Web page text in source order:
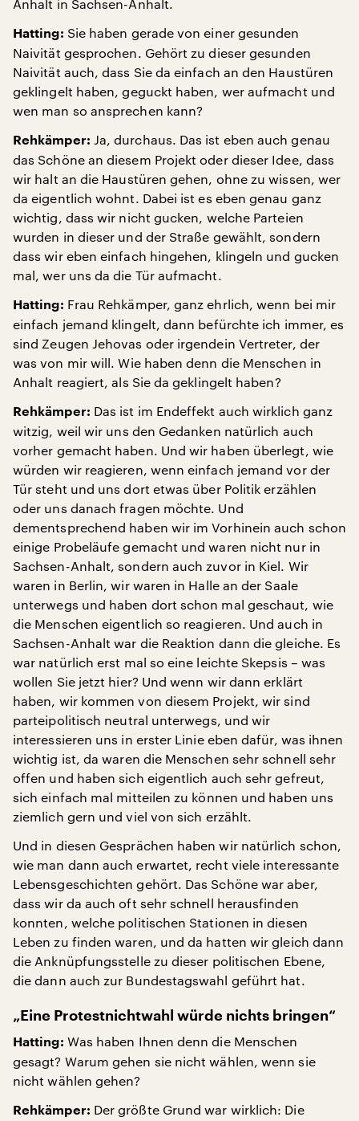
Anhalt in Sachsen-Anhalt.
Hatting: Sie haben gerade von einer gesunden
Naivität gesprochen. Gehört zu dieser gesunden
Naivität auch, dass Sie da einfach an den Haustüren
geklingelt haben, geguckt haben, wer aufmacht und
wen man so ansprechen kann?
Rehkämper: Ja, durchaus. Das ist eben auch genau
das Schöne an diesem Projekt oder dieser Idee, dass
wir halt an die Haustüren gehen, ohne zu wissen, wer
da eigentlich wohnt. Dabei ist es eben genau ganz
wichtig, dass wir nicht gucken, welche Parteien
wurden in dieser und der Straße gewählt, sondern
dass wir eben einfach hingehen, klingeln und gucken
mal, wer uns da die Tür aufmacht.
Hatting: Frau Rehkämper, ganz ehrlich, wenn bei mir
einfach jemand klingelt, dann befürchte ich immer, es
sind Zeugen Jehovas oder irgendein Vertreter, der
was von mir will. Wie haben denn die Menschen in
Anhalt reagiert, als Sie da geklingelt haben?
Rehkämper: Das ist im Endeffekt auch wirklich ganz
witzig, weil wir uns den Gedanken natürlich auch
vorher gemacht haben. Und wir haben überlegt, wie
würden wir reagieren, wenn einfach jemand vor der
Tür steht und uns dort etwas über Politik erzählen
oder uns danach fragen möchte. Und
dementsprechend haben wir im Vorhinein auch schon
einige Probeläufe gemacht und waren nicht nur in
Sachsen-Anhalt, sondern auch zuvor in Kiel. Wir
waren in Berlin, wir waren in Halle an der Saale
unterwegs und haben dort schon mal geschaut, wie
die Menschen eigentlich so reagieren. Und auch in
Sachsen-Anhalt war die Reaktion dann die gleiche. Es
war natürlich erst mal so eine leichte Skepsis – was
wollen Sie jetzt hier? Und wenn wir dann erklärt
haben, wir kommen von diesem Projekt, wir sind
parteipolitisch neutral unterwegs, und wir
interessieren uns in erster Linie eben dafür, was ihnen
wichtig ist, da waren die Menschen sehr schnell sehr
offen und haben sich eigentlich auch sehr gefreut,
sich einfach mal mitteilen zu können und haben uns
ziemlich gern und viel von sich erzählt.
Und in diesen Gesprächen haben wir natürlich schon,
wie man dann auch erwartet, recht viele interessante
Lebensgeschichten gehört. Das Schöne war aber,
dass wir da auch oft sehr schnell herausfinden
konnten, welche politischen Stationen in diesen
Leben zu finden waren, und da hatten wir gleich dann
die Anknüpfungsstelle zu dieser politischen Ebene,
die dann auch zur Bundestagswahl geführt hat.
„Eine Protestnichtwahl würde nichts bringen“
Hatting: Was haben Ihnen denn die Menschen
gesagt? Warum gehen sie nicht wählen, wenn sie
nicht wählen gehen?
Rehkämper: Der größte Grund war wirklich: Die